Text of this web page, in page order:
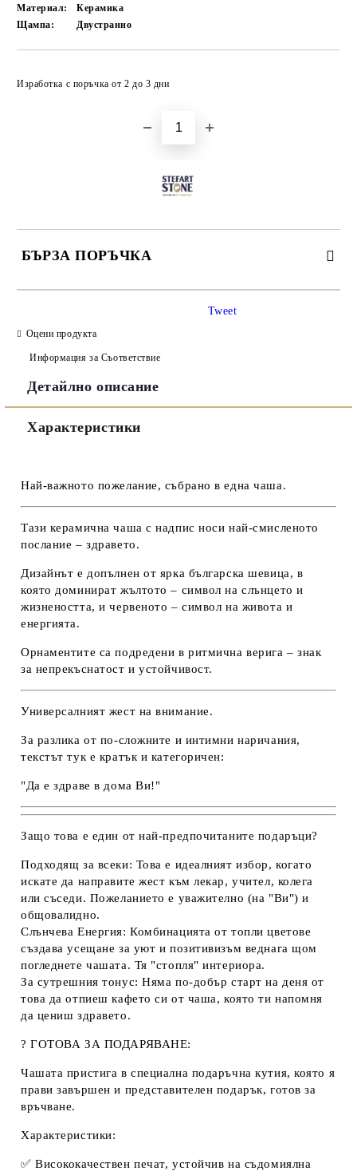
Материал:
Керамика
Щампа:
Двустранно
Изработка с поръчка от 2 до 3 дни
БЪРЗА ПОРЪЧКА
Ние ще се свържем с вас в рамките на работния ден.
Tweet
Оцени продукта
Информация за Съответствие
Детайлно описание
Характеристики
Най-важното пожелание, събрано в една чаша.
Тази керамична чаша с надпис носи най-смисленото
послание – здравето.
Дизайнът е допълнен от ярка българска шевица, в
която доминират жълтото – символ на слънцето и
жизнеността, ичервеното – символ на живота и
енергията.
Орнаментите са подредени в ритмична верига – знак
за непрекъснатост и устойчивост.
Универсалният жест на внимание.
За разлика от по-сложните и интимни наричания,
текстът тук е кратък и категоричен:
"Да е здраве в дома Ви!"
Защо това е един от най-предпочитаните подаръци?
Подходящ за всеки: Това е идеалният избор, когато
искате да направите жест към лекар, учител, колега
или съседи. Пожеланието е уважително (на "Ви") и
общовалидно.
Слънчева Енергия: Комбинацията от топли цветове
създава усещане за уют и позитивизъм веднага щом
погледнете чашата. Тя "стопля" интериора.
За сутрешния тонус: Няма по-добър старт на деня от
това да отпиеш кафето си от чаша, която ти напомня
да цениш здравето.
? ГОТОВА ЗА ПОДАРЯВАНЕ:
Чашата пристига в специална подаръчна кутия, която я
прави завършен и представителен подарък, готов за
връчване.
Характеристики:
✅ Висококачествен печат, устойчив на съдомиялна